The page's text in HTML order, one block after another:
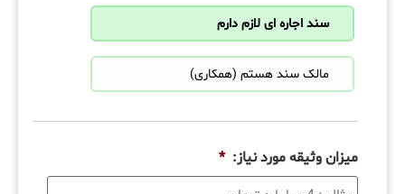
سند اجاره ای لازم دارم
مالک سند هستم (همکاری)
میزان وثیقه مورد نیاز: *